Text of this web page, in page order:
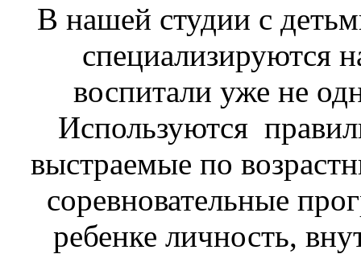
В нашей студии с
специализируются
воспитали уже не
Используются
выстраемые по
соревновательные
ребенке личность,